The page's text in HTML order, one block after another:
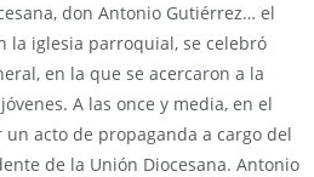
don Antonio Gutiérrez… el
la iglesia parroquial, se celebró
en la que se acercaron a la
A las once y media, en el
acto de propaganda a cargo del
de la Unión Diocesana. Antonio